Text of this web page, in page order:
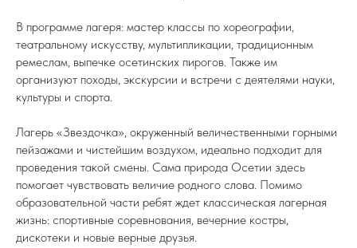
В программе лагеря: мастер классы по хореографии,
театральному искусству, мультипликации, традиционным
ремеслам, выпечке осетинских пирогов. Также им
организуют походы, экскурсии и встречи с деятелями науки,
культуры и спорта.
Лагерь «Звездочка», окруженный величественными горными
пейзажами и чистейшим воздухом, идеально подходит для
проведения такой смены. Сама природа Осетии здесь
помогает чувствовать величие родного слова. Помимо
образовательной части ребят ждет классическая лагерная
жизнь: спортивные соревнования, вечерние костры,
дискотеки и новые верные друзья.